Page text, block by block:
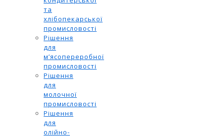
та
хлібопекарської
промисловості
Рішення
для
м’ясопереробної
промисловості
Рішення
для
молочної
промисловості
Рішення
для
олійно-